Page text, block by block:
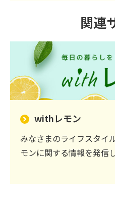
関連
withレモン
みなさまのライフスタイ
モンに関する情報を発信